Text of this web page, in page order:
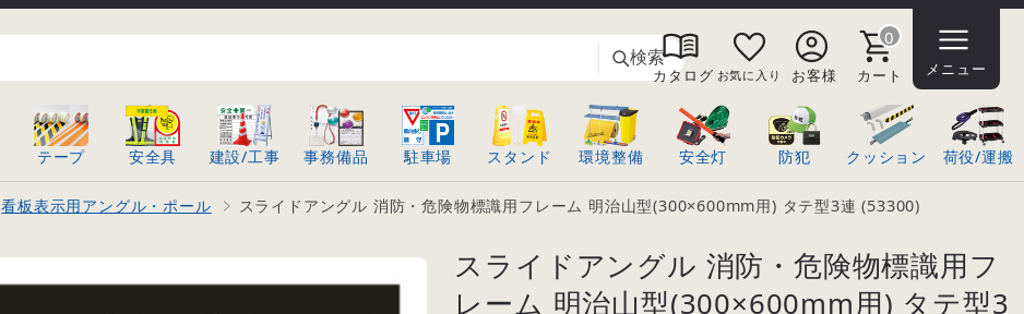
検索
カタログ お気に入り お客様
0
カート メニュー
テープ 安全具 建設/工事 事務備品 駐車場 スタンド 環境整備 安全灯 防犯 クッション 荷役/運搬
看板表示用アングル・ポール スライドアングル 消防・危険物標識用フレーム 明治山型(300×600mm用) タテ型3連 (53300)
スライドアングル 消防・危険物標識用フ
レーム 明治山型(300×600mm用) タテ型3